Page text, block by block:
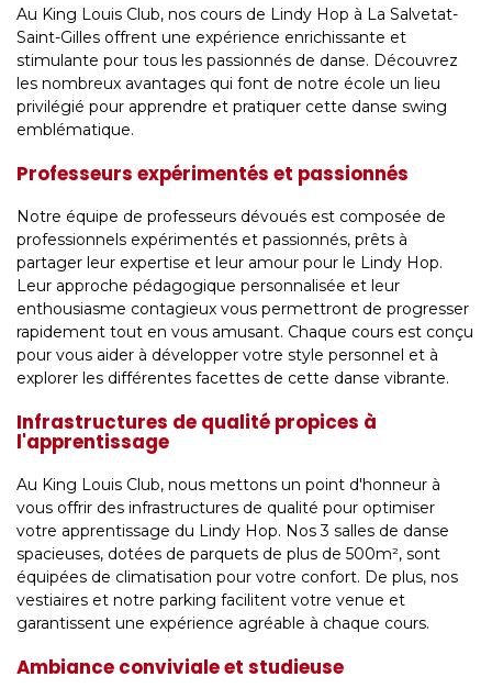
Au King Louis Club, nos cours de Lindy Hop à La Salvetat-
Saint-Gilles offrent une expérience enrichissante et
stimulante pour tous les passionnés de danse. Découvrez
les nombreux avantages qui font de notre école un lieu
privilégié pour apprendre et pratiquer cette danse swing
emblématique.
Professeurs expérimentés et passionnés
Notre équipe de professeurs dévoués est composée de
professionnels expérimentés et passionnés, prêts à
partager leur expertise et leur amour pour le Lindy Hop.
Leur approche pédagogique personnalisée et leur
enthousiasme contagieux vous permettront de progresser
rapidement tout en vous amusant. Chaque cours est conçu
pour vous aider à développer votre style personnel et à
explorer les différentes facettes de cette danse vibrante.
Infrastructures de qualité propices à
l'apprentissage
Au King Louis Club, nous mettons un point d'honneur à
vous offrir des infrastructures de qualité pour optimiser
votre apprentissage du Lindy Hop. Nos 3 salles de danse
spacieuses, dotées de parquets de plus de 500m², sont
équipées de climatisation pour votre confort. De plus, nos
vestiaires et notre parking facilitent votre venue et
garantissent une expérience agréable à chaque cours.
Ambiance conviviale et studieuse